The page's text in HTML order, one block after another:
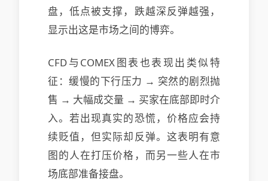
盘，低点被支撑，跌越深反弹越强，
显示出这是市场之间的博弈。
CFD与COMEX图表也表现出类似特
征：缓慢的下行压力 → 突然的剧烈抛
售 → 大幅成交量 → 买家在底部即时介
入。若出现真实的恐慌，价格应会持
续贬值，但实际却反弹。这表明有意
图的人在打压价格，而另一些人在市
场底部准备接盘。